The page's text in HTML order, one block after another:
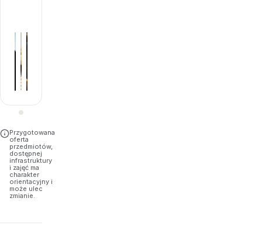
Przygotowana
oferta
przedmiotów,
dostępnej
infrastruktury
i zajęć ma
charakter
orientacyjny i
może ulec
zmianie.